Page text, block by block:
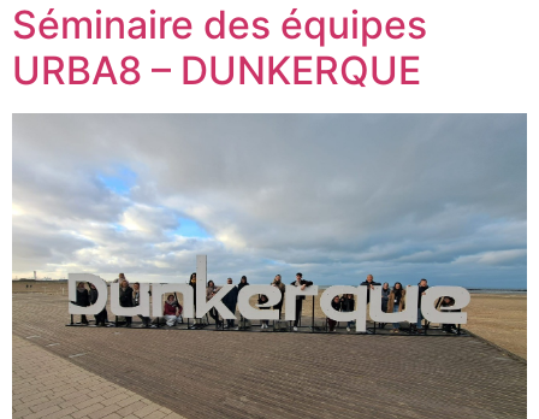
Séminaire des équipes
URBA8 – DUNKERQUE